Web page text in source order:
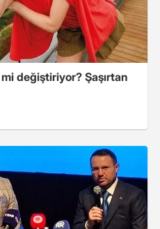
değiştiriyor? Şaşırtan